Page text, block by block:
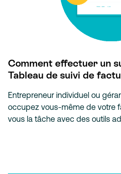
Comment effectuer un
Tableau de suivi de
Entrepreneur individuel ou
occupez vous-même de votre
vous la tâche avec des outils